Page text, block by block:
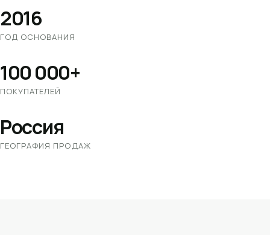
2016
ГОД ОСНОВАНИЯ
100 000+
ПОКУПАТЕЛЕЙ
Россия
ГЕОГРАФИЯ ПРОДАЖ